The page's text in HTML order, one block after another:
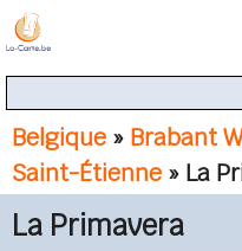
Belgique » Brabant
Saint-Étienne » La
La Primavera